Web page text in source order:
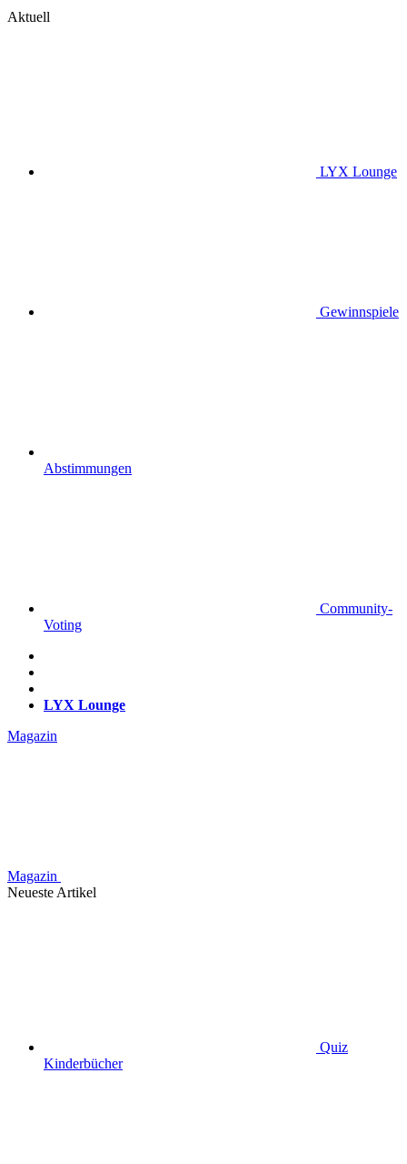
Aktuell
LYX Lounge
Gewinnspiele
Abstimmungen
Community-
Voting
LYX Lounge
Magazin
Magazin
Neueste Artikel
Quiz
Kinderbücher